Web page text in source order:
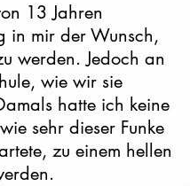
13 Jahren
in mir der Wunsch,
werden. Jedoch an
wie wir sie
hatte ich keine
sehr dieser Funke
zu einem hellen